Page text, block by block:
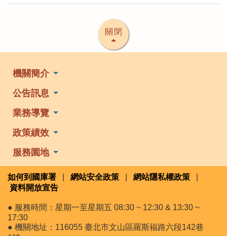
關閉
機關簡介
公告訊息
業務導覽
政策績效
服務園地
如何到國庫署 網站安全政策 網站隱私權政策
資料開放宣告
● 服務時間：星期一至星期五 08:30 ~ 12:30 & 13:30 ~
17:30
● 機關地址：116055 臺北市文山區羅斯福路六段142巷